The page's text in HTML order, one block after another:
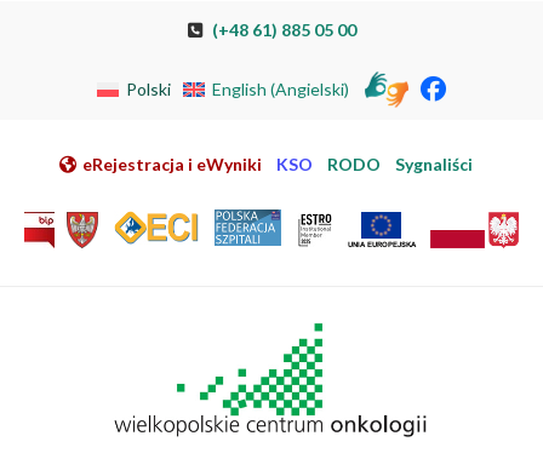
Przeskocz do nawigacji
Przejdź do mapy strony
Przejdź do elektronicznej rejestracji pacjenta
(+48 61) 885 05 00
Polski English (Angielski)
eRejestracja i eWyniki KSO RODO Sygnaliści